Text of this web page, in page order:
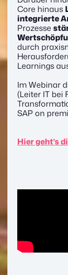
Core hinaus
integrierte
Prozesse
durch
Learnings
Im Webinar
(Leiter IT bei
SAP on
Hier geht’s